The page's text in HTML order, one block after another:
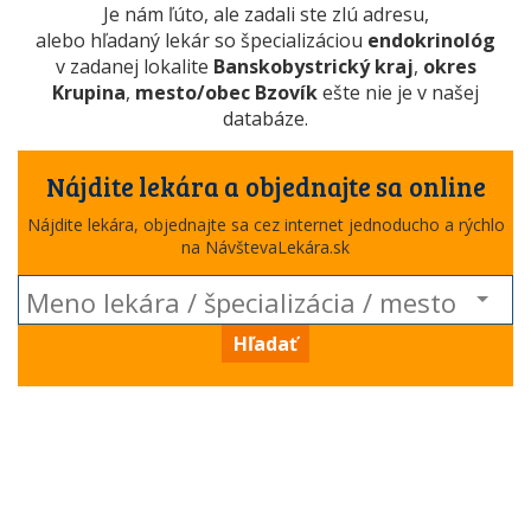
Je nám ľúto, ale zadali ste zlú adresu,
alebo hľadaný lekár so špecializáciou endokrinológ
v zadanej lokalite Banskobystrický kraj, okres
Krupina, mesto/obec Bzovíkešte nie je v našej
databáze.
Nájdite lekára a objednajte sa online
Nájdite lekára, objednajte sa cez internet jednoducho a rýchlo
na NávštevaLekára.sk
Hľadať